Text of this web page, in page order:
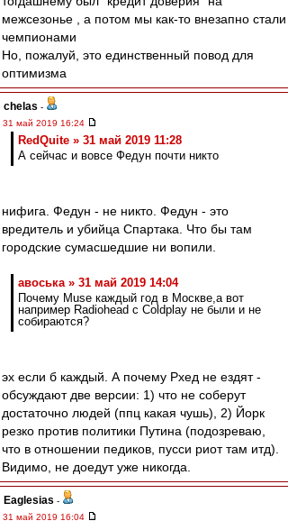
межсезонье , а потом мы как-то внезапно стали
чемпионами
Но, пожалуй, это единственный повод для
оптимизма
chelas -
31 май 2019 16:24
RedQuite » 31 май 2019 11:28
А сейчас и вовсе Федун почти никто
нифига. Федун - не никто. Федун - это
вредитель и убийца Спартака. Что бы там
городские сумасшедшие ни вопили.
авоська » 31 май 2019 14:04
Почему Muse каждый год в Москве,а вот
например Radiohead c Coldplay не были и не
собираются?
эх если б каждый. А почему Рхед не ездят -
обсуждают две версии: 1) что не соберут
достаточно людей (ппц какая чушь), 2) Йорк
резко против политики Путина (подозреваю,
что в отношении педиков, пусси риот там итд).
Видимо, не доедут уже никогда.
Eaglesias -
31 май 2019 16:04